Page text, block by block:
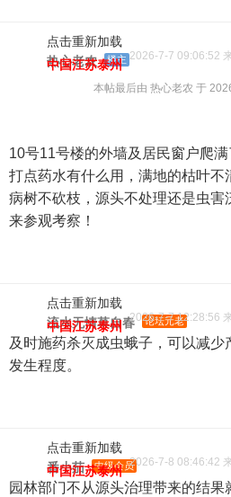
点击重新加载
热心老农 楼主 2026-7-7 09:06:52
中国江苏泰州
本帖最后由 热心老农 于
10号11号楼的外墙及居民窗户爬
打点药水有什么用，满地的枯叶不
病树不砍枝，源头不处理还是虫害
来参观考察！
点击重新加载
流水无情草自春 论坛元老
2026-7-7 12:28:56
中国江苏泰州
及时施药杀灭成虫蛾子，可以减
发生程度。
点击重新加载
番小茄 中级会员2026-7-8 08:46:42
中国江苏泰州
园林部门不从源头治理带来的结